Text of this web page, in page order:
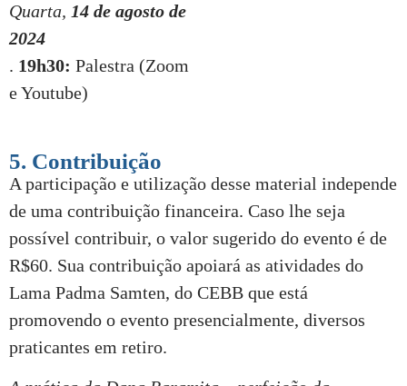
Quarta, 14 de agosto de
2024
. 19h30: Palestra (Zoom
e Youtube)
5. Contribuição
A participação e utilização desse material independe
de uma contribuição financeira. Caso lhe seja
possível contribuir, o valor sugerido do evento é de
R$60. Sua contribuição apoiará as atividades do
Lama Padma Samten, do CEBB que está
promovendo o evento presencialmente, diversos
praticantes em retiro.